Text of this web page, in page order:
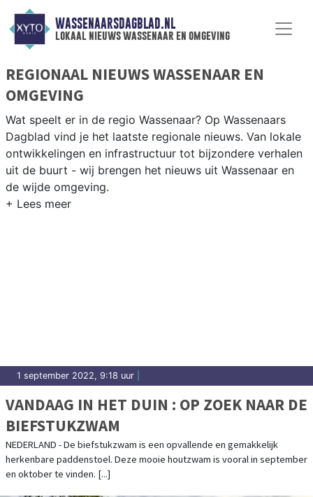
WASSENAARSDAGBLAD.NL
lokaal nieuws wassenaar en omgeving
REGIONAAL NIEUWS WASSENAAR EN
OMGEVING
Wat speelt er in de regio Wassenaar? Op Wassenaars
Dagblad vind je het laatste regionale nieuws. Van lokale
ontwikkelingen en infrastructuur tot bijzondere verhalen
uit de buurt - wij brengen het nieuws uit Wassenaar en
de wijde omgeving.
1 september 2022, 9:18 uur
VANDAAG IN HET DUIN : OP ZOEK NAAR DE
BIEFSTUKZWAM
NEDERLAND - De biefstukzwam is een opvallende en gemakkelijk
herkenbare paddenstoel. Deze mooie houtzwam is vooral in september
en oktober te vinden. [...]